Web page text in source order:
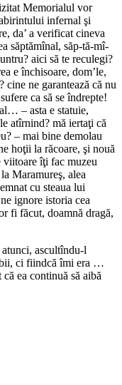
Memorialul vor
infernal şi
da’ a verificat cineva
săptămînal, săp-tă-mî-
aici să te reculegi?
e închisoare, dom’le,
ne garantează că nu
ca să se îndrepte!
– asta e statuie,
atîrnind? mă iertaţi că
– mai bine demolau
hoţii la răcoare, şi nouă
viitoare îţi fac muzeu
Maramureş, alea
cu steaua lui
ignore istoria cea
fi făcut, doamnă dragă,
ascultîndu-l
ci fiindcă îmi era …
ea continuă să aibă